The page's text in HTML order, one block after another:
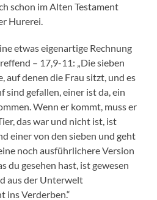
schon im Alten Testament
Hurerei.
etwas eigenartige Rechnung
– 17,9-11: „Die sieben
auf denen die Frau sitzt, und es
sind gefallen, einer ist da, ein
Wenn er kommt, muss er
das war und nicht ist, ist
einer von den sieben und geht
noch ausführlichere Version
du gesehen hast, ist gewesen
aus der Unterwelt
ins Verderben.“